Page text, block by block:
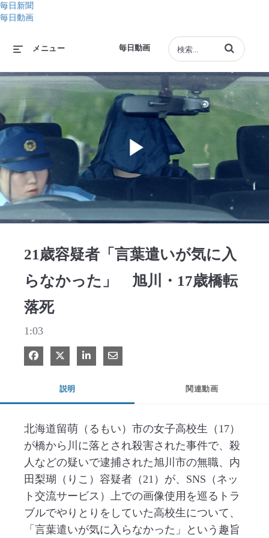
毎日新聞
毎日動画
毎日動画
メニュー 動画の検索語句
Play
21歳容疑者「言葉遣いが気に入
らなかった」 旭川・17歳橋転
落死
1:03
Facebook で共有
Xで共有する
LinkedIn で共有
電子メールで共有
説明 関連動画
北海道留萌（るもい）市の女子高校生（17）
が橋から川に落とされ殺害された事件で、殺
人などの疑いで逮捕された旭川市の無職、内
田梨瑚（りこ）容疑者（21）が、SNS（ネッ
ト交流サービス）上での画像使用を巡るトラ
ブルでやりとりをしていた高校生について、
「言葉遣いが気に入らなかった」という趣旨